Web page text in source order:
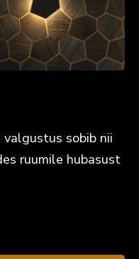
sobib nii
ruumile hubasust